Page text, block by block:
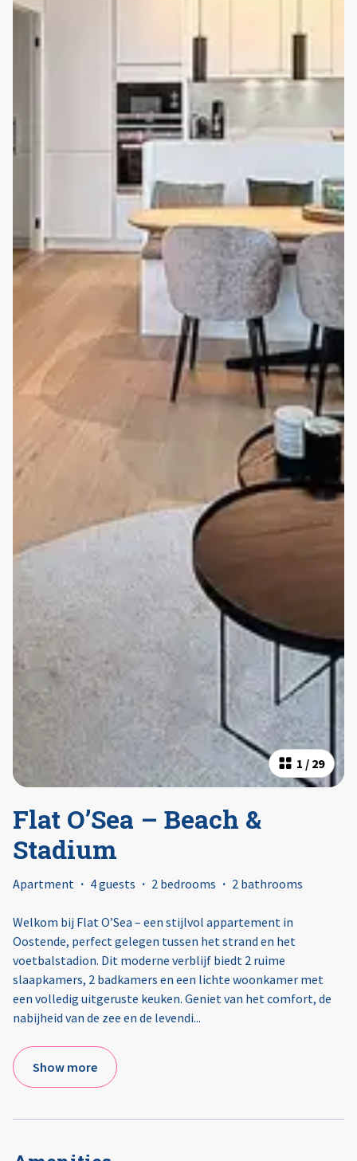
1 / 29
Flat O’Sea – Beach &
Stadium
Apartment · 4 guests · 2 bedrooms · 2 bathrooms
Welkom bij Flat O’Sea – een stijlvol appartement in
Oostende, perfect gelegen tussen het strand en het
voetbalstadion. Dit moderne verblijf biedt 2 ruime
slaapkamers, 2 badkamers en een lichte woonkamer met
een volledig uitgeruste keuken. Geniet van het comfort, de
nabijheid van de zee en de levendi...
Show more